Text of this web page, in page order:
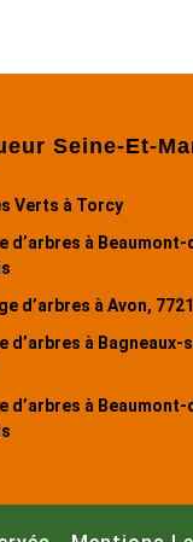
Seine-Et-
Verts à Torcy
d’arbres à Beaumont-
d’arbres à Avon,
d’arbres à Bagneaux-
d’arbres à Beaumont-